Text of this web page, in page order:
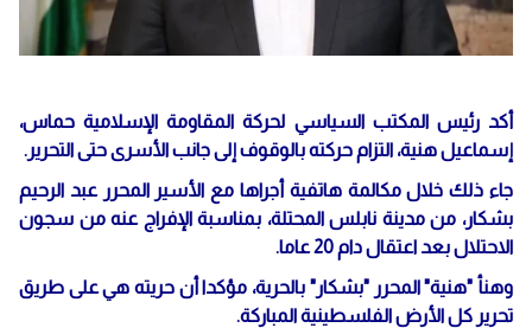
أكد رئيس المكتب السياسي لحركة المقاومة الإسلامية حماس،
إسماعيل هنية، التزام حركته بالوقوف إلى جانب الأسرى حتى التحرير.
جاء ذلك خلال مكالمة هاتفية أجراها مع الأسير المحرر عبد الرحيم
بشكار، من مدينة نابلس المحتلة، بمناسبة الإفراج عنه من سجون
الاحتلال بعد اعتقال دام 20 عاما.
وهنأ "هنية" المحرر "بشكار" بالحرية، مؤكدا أن حريته هي على طريق
تحرير كل الأرض الفلسطينية المباركة.